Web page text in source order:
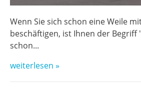
Wenn Sie sich schon eine Weile
beschäftigen, ist Ihnen der Begriff
schon...
weiterlesen »